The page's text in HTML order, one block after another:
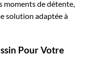
moments de détente,
solution adaptée à
Pour Votre